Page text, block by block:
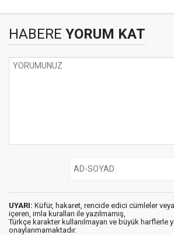
HABERE YORUM KAT
UYARI: Küfür, hakaret, rencide edici cümleler
içeren, imla kuralları ile yazılmamış,
Türkçe karakter kullanılmayan ve büyük harflerle
onaylanmamaktadır.